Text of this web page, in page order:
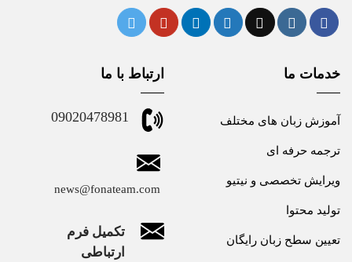
خدمات ما
آموزش زبان های مختلف
ترجمه حرفه ای
ویرایش تخصصی و نیتیو
تولید محتوا
تعیین سطح زبان رایگان
ارتباط با ما
09020478981
news@fonateam.com
تکمیل فرم
ارتباطی